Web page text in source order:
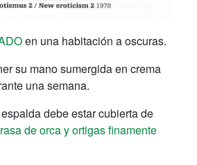
en una habitación a oscuras.
su mano sumergida en crema
una semana.
debe estar cubierta de
de orca y ortigas finamente